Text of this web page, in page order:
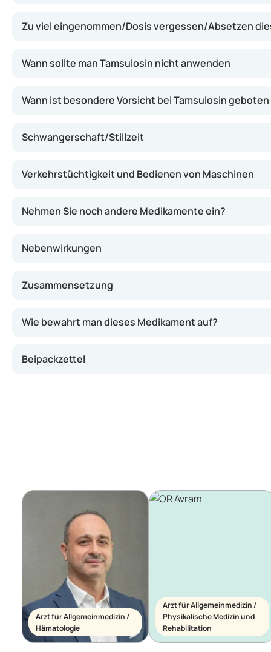
Zu viel eingenommen/Dosis vergessen/Absetzen
Wann sollte man Tamsulosin nicht anwenden
Wann ist besondere Vorsicht bei Tamsulosin geboten
Schwangerschaft/Stillzeit
Verkehrstüchtigkeit und Bedienen von Maschinen
Nehmen Sie noch andere Medikamente ein?
Nebenwirkungen
Zusammensetzung
Wie bewahrt man dieses Medikament auf?
Beipackzettel
Arzt für Allgemeinmedizin /
Hämatologie
Arzt für Allgemeinmedizin /
Physikalische Medizin und
Rehabilitation